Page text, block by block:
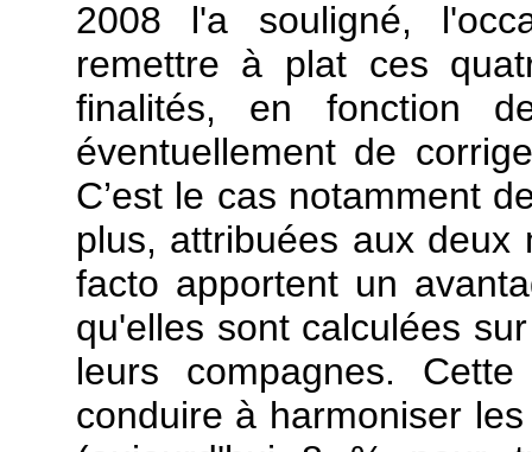
2008 l'a souligné,
remettre à plat ces
finalités, en fonction
éventuellement de
C’est le cas notamment
plus, attribuées aux
facto apportent un
qu'elles sont calculées
leurs compagnes.
conduire à harmoniser